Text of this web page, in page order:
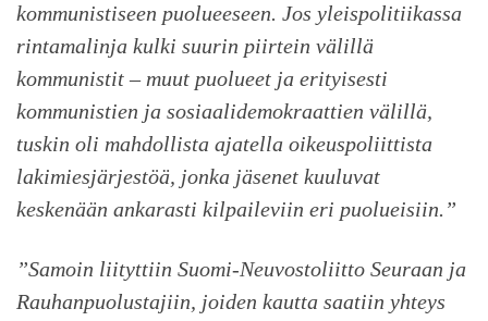
kommunistiseen puolueeseen. Jos yleispolitiikassa
rintamalinja kulki suurin piirtein välillä
kommunistit – muut puolueet ja erityisesti
kommunistien ja sosiaalidemokraattien välillä,
tuskin oli mahdollista ajatella oikeuspoliittista
lakimiesjärjestöä, jonka jäsenet kuuluvat
keskenään ankarasti kilpaileviin eri puolueisiin.”
”Samoin liityttiin Suomi-Neuvostoliitto Seuraan ja
Rauhanpuolustajiin, joiden kautta saatiin yhteys